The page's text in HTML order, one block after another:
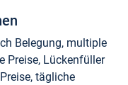
Belegung, multiple
Preise, Lückenfüller
tägliche